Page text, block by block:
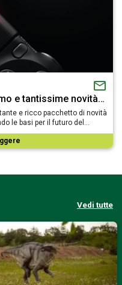
e tantissime novità…
e ricco pacchetto di novità
le basi per il futuro del…
Vedi tutte